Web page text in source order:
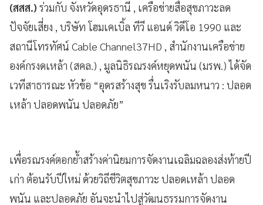
(สสส.) ร่วมกับ จังหวัดอุดรธานี , เครือข่ายสื่อสุขภาวะลด
ปัจจัยเสี่ยง , บริษัท โฮมเคเบิ้ล ทีวี แอนด์ วิดีโอ 1990 และ
สถานีโทรทัศน์ Cable Channel37HD , สำนักงานเครือข่าย
องค์กรงดเหล้า (สคล.) , มูลนิธิรณรงค์หยุดพนัน (มรพ.) ได้จัด
เวทีสาธารณะ หัวข้อ “อุดรสร้างสุข รื่นเริงรับลมหนาว : ปลอด
เหล้า ปลอดพนัน ปลอดภัย”
เพื่อรณรงค์ตอกย้ำสร้างค่านิยมการจัดงานเฉลิมฉลองส่งท้ายปี
เก่า ต้อนรับปีใหม่ ด้วยวิถีชีวิตสุขภาวะ ปลอดเหล้า ปลอด
พนัน และปลอดภัย อันจะนำไปสู่วัฒนธรรมการจัดงาน